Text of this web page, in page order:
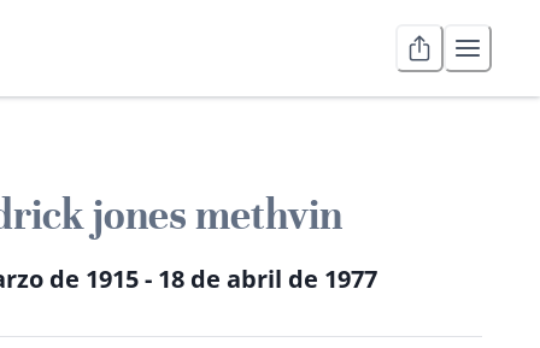
jones methvin
de 1915 - 18 de abril de 1977